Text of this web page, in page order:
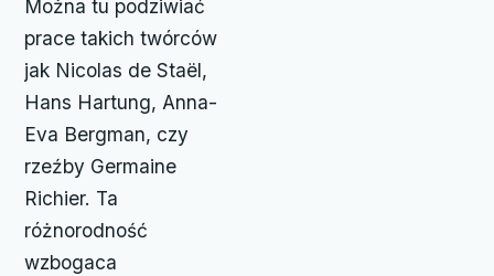
Można tu podziwiać
prace takich twórców
jak Nicolas de Staël,
Hans Hartung, Anna-
Eva Bergman, czy
rzeźby Germaine
Richier. Ta
różnorodność
wzbogaca